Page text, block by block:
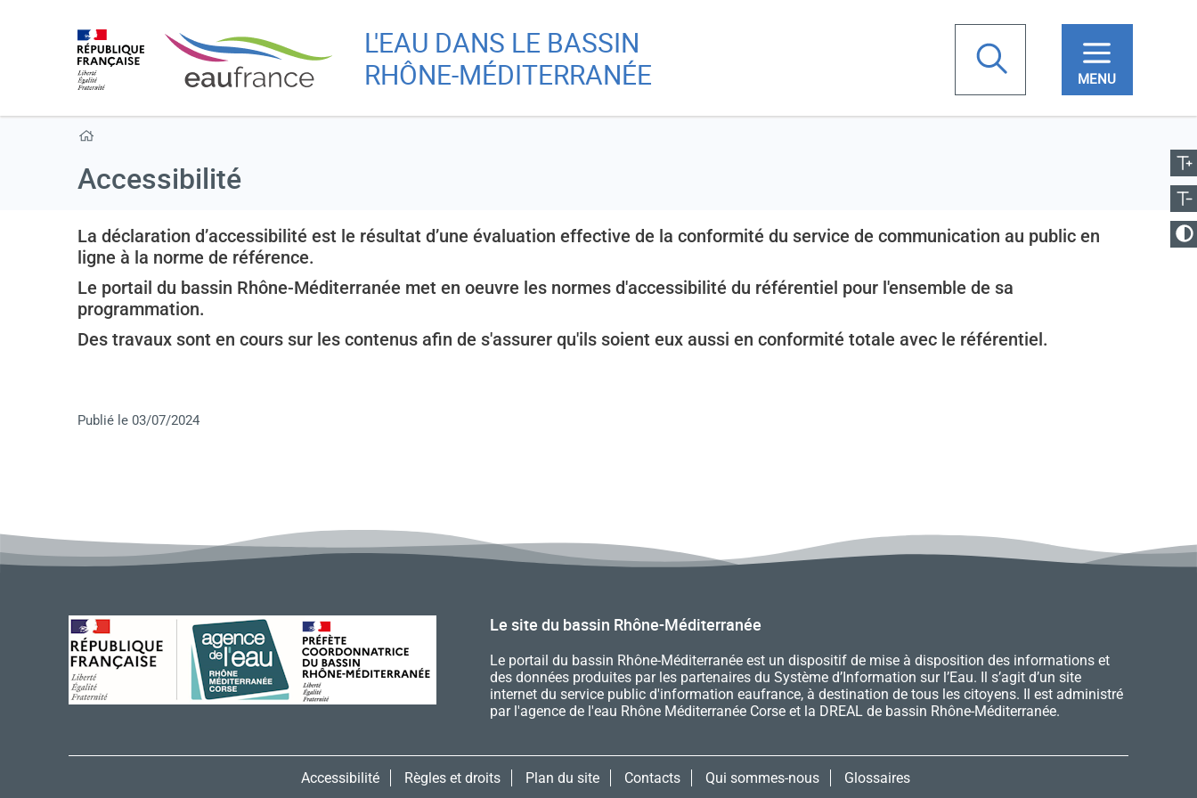
au
contenu
principal
to
main
menu
L'EAU DANS LE BASSIN
RHÔNE-MÉDITERRANÉE
Accessibilité
La déclaration d’accessibilité est le résultat d’une évaluation effective de la conformité du service de communication au public en
ligne à la norme de référence.
Le portail du bassin Rhône-Méditerranée met en oeuvre les normes d'accessibilité du référentiel pour l'ensemble de sa
programmation.
Des travaux sont en cours sur les contenus afin de s'assurer qu'ils soient eux aussi en conformité totale avec le référentiel.
Publié le 03/07/2024
Le site du bassin Rhône-Méditerranée
Le portail du bassin Rhône-Méditerranée est un dispositif de mise à disposition des informations et
des données produites par les partenaires du Système d’Information sur l’Eau. Il s’agit d’un site
internet du service public d'information eaufrance, à destination de tous les citoyens. Il est administré
par l'agence de l'eau Rhône Méditerranée Corse et la DREAL de bassin Rhône-Méditerranée.
Accessibilité Règles et droits Plan du site Contacts Qui sommes-nous Glossaires